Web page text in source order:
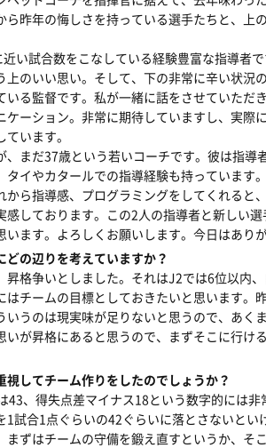
昨年の悔しさを持っている選手たちと、上
い試合数をこなしている経験豊富な指導者
のいい思い。そして、下の非常に辛い状況
る監督です。私が一緒に話をさせていただ
ーション。非常に期待していますし、実際
います。
まだ37歳という若いコーチです。彼は指導
イやカタールでの指導経験も持っています
ら指導感、プログラミングをしてくれると、
しております。この2人の指導者と新しい
ます。よろしくお願いします。今日はあり
の辺りを考えていますか？
昇格争いとしました。それはJ2では6位以内
チームの目標としておきたいと思います。
うのは現実味が足りないと思うので、あく
が昇格にあると思うので、まずそこに行け
してチーム作りをしたのでしょうか？
43、得失点差マイナス18という数字的には
試合1点ぐらいの42ぐらいに落とさないとい
ずはチームの守備を鍛え直すというか、そ